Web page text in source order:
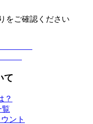
をご確認ください
て
？
覧
ント